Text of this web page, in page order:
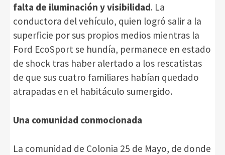
falta de iluminación y visibilidad. La
conductora del vehículo, quien logró salir a la
superficie por sus propios medios mientras la
Ford EcoSport se hundía, permanece en estado
de shock tras haber alertado a los rescatistas
de que sus cuatro familiares habían quedado
atrapadas en el habitáculo sumergido.
Una comunidad conmocionada
La comunidad de Colonia 25 de Mayo, de donde